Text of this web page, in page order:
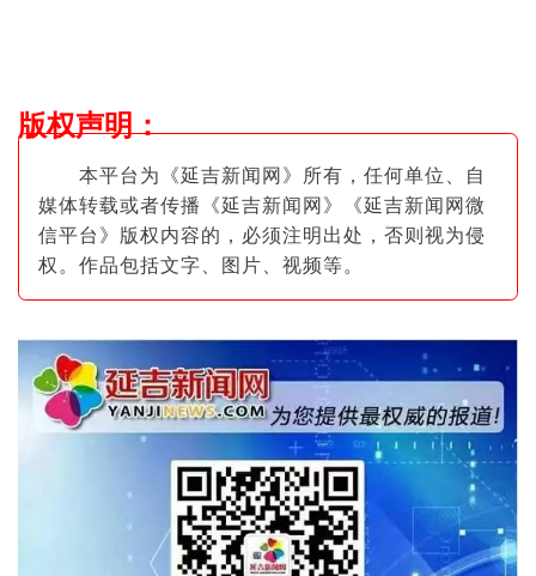
版权声明：
本平台为《延吉新闻网》所有，任何单位、自
媒体转载或者传播《延吉新闻网》《延吉新闻网微
信平台》版权内容的，必须注明出处，否则视为侵
权。作品包括文字、图片、视频等。